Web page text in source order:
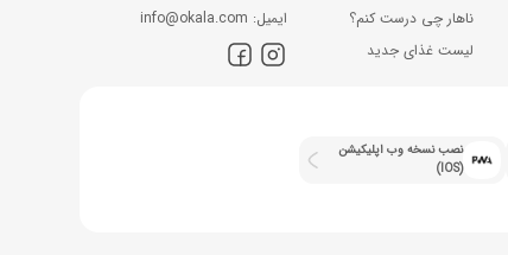
ناهار چی درست کنم؟
لیست غذای جدید
اﯾﻤﯿﻞ: info@okala.com
نصب نسخه وب اپلیکیشن
(IOS)